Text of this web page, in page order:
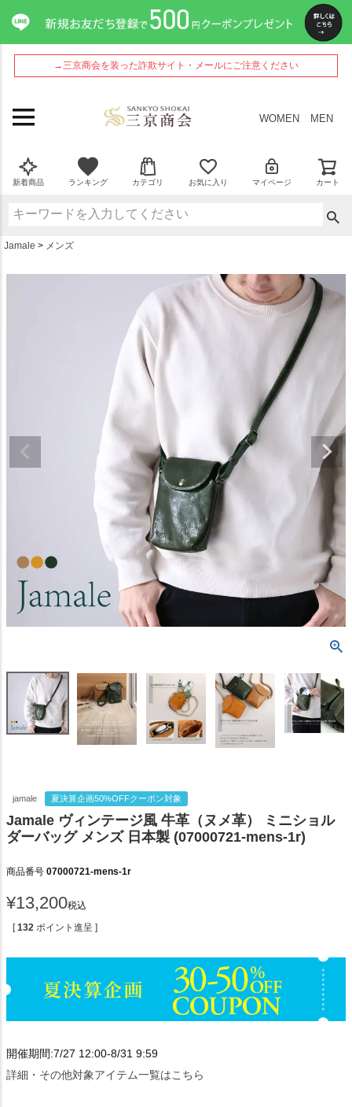
→三京商会を装った詐欺サイト・メールにご注意ください
WOMEN MEN
新着商品 ランキング カテゴリ お気に入り マイページ カート
Jamale メンズ
jamale 夏決算企画50%OFFクーポン対象
Jamale ヴィンテージ風 牛革（ヌメ革） ミニショル
ダーバッグ メンズ 日本製 (07000721-mens-1r)
商品番号 07000721-mens-1r
¥13,200税込
[ 132 ポイント進呈 ]
開催期間:7/27 12:00-8/31 9:59
詳細・その他対象アイテム一覧はこちら
ペー
ジト
ップ
へ